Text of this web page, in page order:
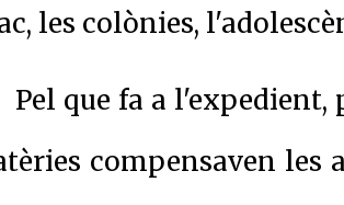
les colònies,
Pel que fa a
compensaven les